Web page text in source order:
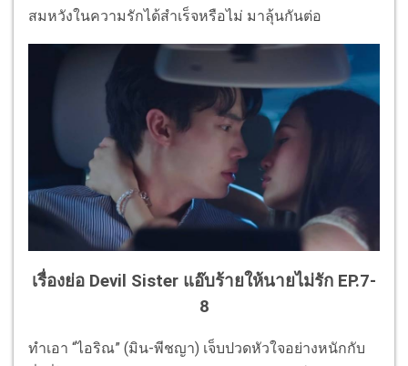
สมหวังในความรักได้สำเร็จหรือไม่ มาลุ้นกันต่อ
เรื่องย่อ Devil Sister แอ๊บร้ายให้นายไม่รัก EP.7-
8
ทำเอา “ไอริณ” (มิน-พีชญา) เจ็บปวดหัวใจอย่างหนักกับ